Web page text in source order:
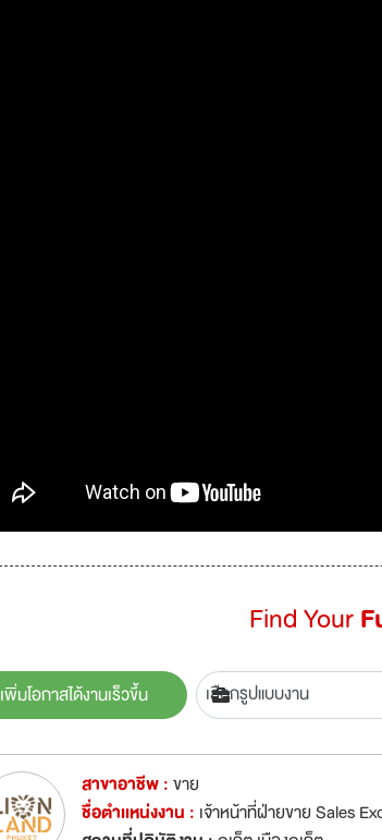
Find Your
เพิ่มโอกาสได้งานเร็วขึ้น
สาขาอาชีพ :ขาย
ชื่อตำเเหน่งงาน : เจ้าหน้าที่ฝ่ายขาย Sales